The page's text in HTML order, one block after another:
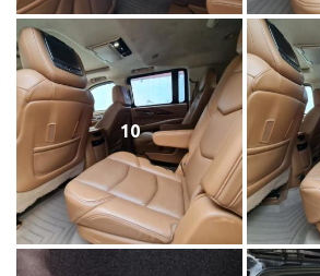
10